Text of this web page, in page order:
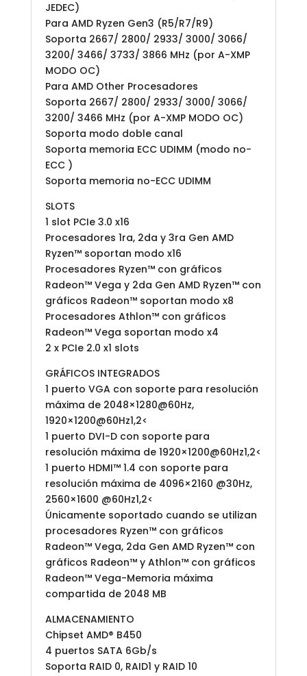
JEDEC)
Para AMD Ryzen Gen3 (R5/R7/R9)
Soporta 2667/ 2800/ 2933/ 3000/ 3066/
3200/ 3466/ 3733/ 3866 MHz (por A-XMP
MODO OC)
Para AMD Other Procesadores
Soporta 2667/ 2800/ 2933/ 3000/ 3066/
3200/ 3466 MHz (por A-XMP MODO OC)
Soporta modo doble canal
Soporta memoria ECC UDIMM (modo no-
ECC )
Soporta memoria no-ECC UDIMM
SLOTS
1 slot PCIe 3.0 x16
Procesadores 1ra, 2da y 3ra Gen AMD
Ryzen™ soportan modo x16
Procesadores Ryzen™ con gráficos
Radeon™ Vega y 2da Gen AMD Ryzen™ con
gráficos Radeon™ soportan modo x8
Procesadores Athlon™ con gráficos
Radeon™ Vega soportan modo x4
2 x PCIe 2.0 x1 slots
GRÁFICOS INTEGRADOS
1 puerto VGA con soporte para resolución
máxima de 2048×1280@60Hz,
1920×1200@60Hz1,2<
1 puerto DVI-D con soporte para
resolución máxima de 1920×1200@60Hz1,2<
1 puerto HDMI™ 1.4 con soporte para
resolución máxima de 4096×2160 @30Hz,
2560×1600 @60Hz1,2<
Únicamente soportado cuando se utilizan
procesadores Ryzen™ con gráficos
Radeon™ Vega, 2da Gen AMD Ryzen™ con
gráficos Radeon™ y Athlon™ con gráficos
Radeon™ Vega-Memoria máxima
compartida de 2048 MB
ALMACENAMIENTO
Chipset AMD® B450
4 puertos SATA 6Gb/s
Soporta RAID 0, RAID1 y RAID 10